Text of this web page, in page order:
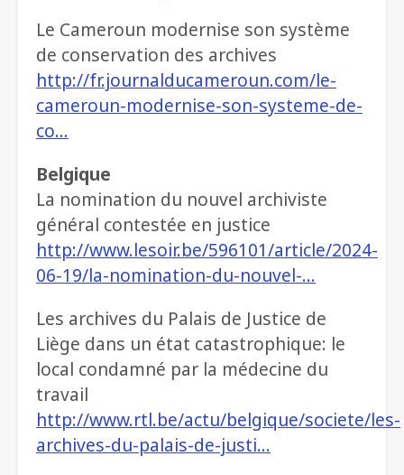
Le Cameroun modernise son système
de conservation des archives
http://fr.journalducameroun.com/le-
cameroun-modernise-son-systeme-de-
co…
Belgique
La nomination du nouvel archiviste
général contestée en justice
http://www.lesoir.be/596101/article/2024-
06-19/la-nomination-du-nouvel-…
Les archives du Palais de Justice de
Liège dans un état catastrophique: le
local condamné par la médecine du
travail
http://www.rtl.be/actu/belgique/societe/les-
archives-du-palais-de-justi…